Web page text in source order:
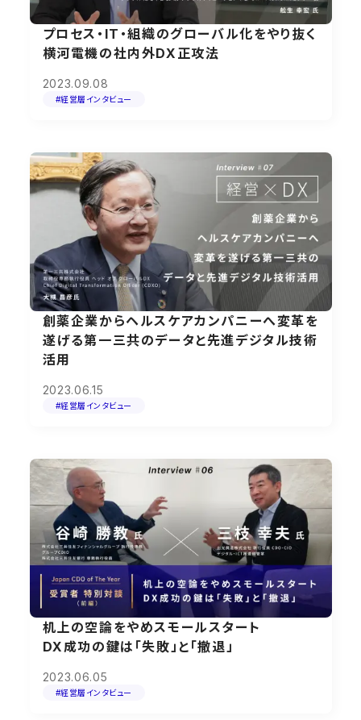
プロセス・IT・組織のグローバル化をやり抜く
横河電機の社内外DX正攻法
2023.09.08
#経営層インタビュー
創薬企業からヘルスケアカンパニーへ変革を
遂げる第一三共のデータと先進デジタル技術
活用
2023.06.15
#経営層インタビュー
机上の空論をやめスモールスタート
DX成功の鍵は「失敗」と「撤退」
2023.06.05
#経営層インタビュー